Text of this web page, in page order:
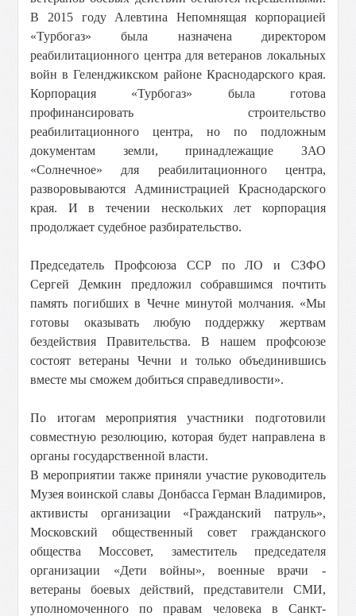
В 2015 году Алевтина Непомнящая корпорацией
«Турбогаз» была назначена директором
реабилитационного центра для ветеранов локальных
войн в Геленджикском районе Краснодарского края.
Корпорация «Турбогаз» была готова
профинансировать строительство
реабилитационного центра, но по подложным
документам земли, принадлежащие ЗАО
«Солнечное» для реабилитационного центра,
разворовываются Администрацией Краснодарского
края. И в течении нескольких лет корпорация
продолжает судебное разбирательство.
Председатель Профсоюза ССР по ЛО и СЗФО
Сергей Демкин предложил собравшимся почтить
память погибших в Чечне минутой молчания. «Мы
готовы оказывать любую поддержку жертвам
бездействия Правительства. В нашем профсоюзе
состоят ветераны Чечни и только объединившись
вместе мы сможем добиться справедливости».
По итогам мероприятия участники подготовили
совместную резолюцию, которая будет направлена в
органы государственной власти.
В мероприятии также приняли участие руководитель
Музея воинской славы Донбасса Герман Владимиров,
активисты организации «Гражданский патруль»,
Московский общественный совет гражданского
общества Моссовет, заместитель председателя
организации «Дети войны», военные врачи -
ветераны боевых действий, представители СМИ,
уполномоченного по правам человека в Санкт-